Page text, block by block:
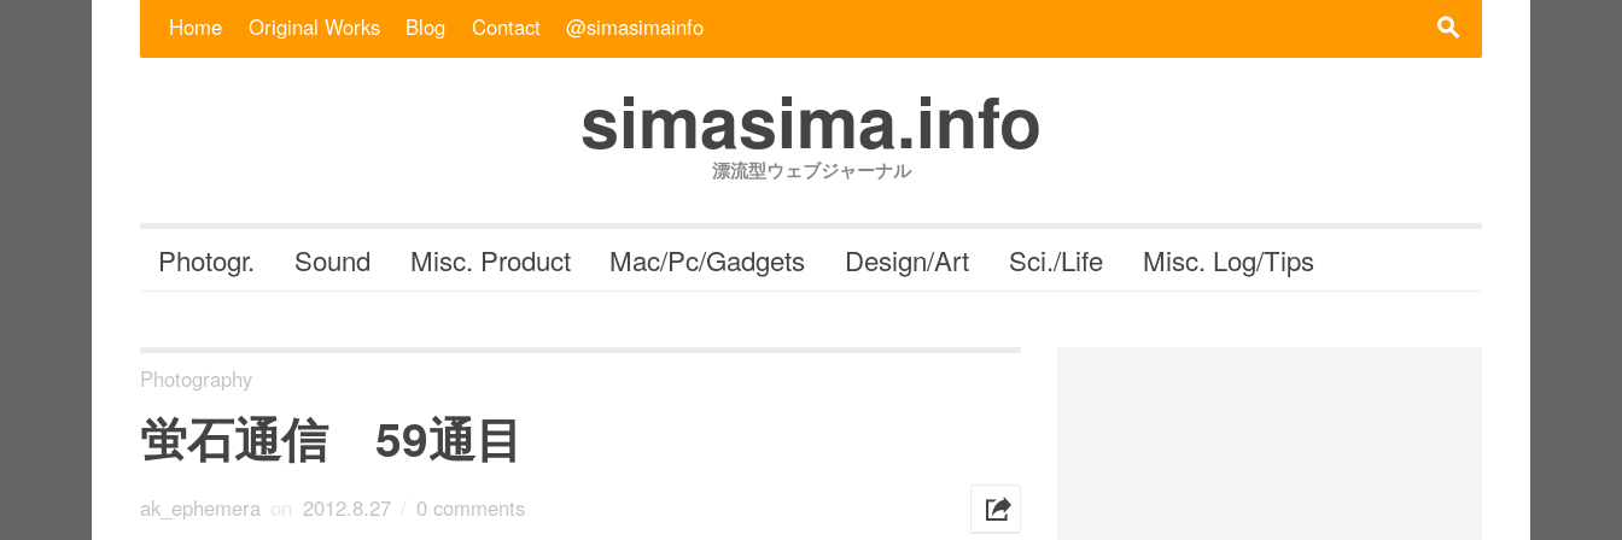
s
Home Original Works Blog Contact @simasimainfo
simasima.info
漂流型ウェブジャーナル
Photogr. Sound Misc. Product Mac/Pc/Gadgets Design/Art Sci./Life Misc. Log/Tips
Photography
蛍石通信 59通目
h
ak_ephemera on 2012.8.27 0 comments